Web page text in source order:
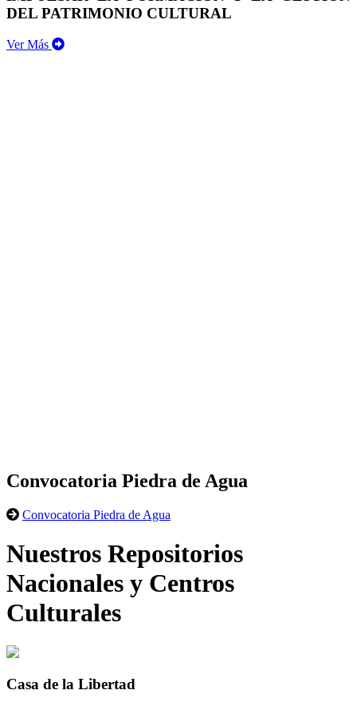
DEL PATRIMONIO CULTURAL
Ver Más
Convocatoria Piedra de Agua
Convocatoria Piedra de Agua
Nuestros Repositorios
Nacionales y Centros
Culturales
Casa de la Libertad